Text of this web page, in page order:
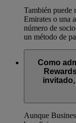
También puede
Emirates o una
número de
un método de
Como
Aunque